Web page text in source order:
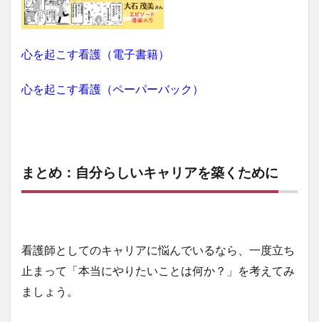
心を起こす看護（電子書籍）
心を起こす看護（ペーパーバック）
まとめ：自分らしいキャリアを築くために
看護師としてのキャリアに悩んでいるなら、一度立ち
止まって「本当にやりたいことは何か？」を考えてみ
ましょう。